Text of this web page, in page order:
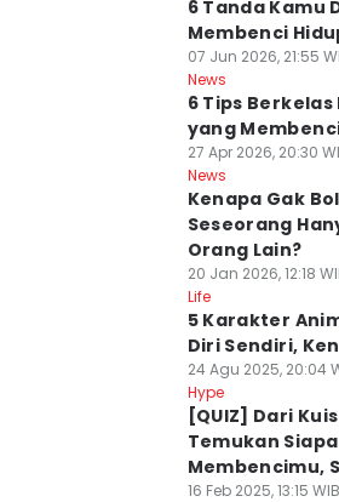
6 Tanda Kamu
Membenci
07 Jun 2026, 21:55
News
6 Tips
yang
27 Apr 2026, 20:30
News
Kenapa Gak
Seseorang
Orang Lain?
20 Jan 2026, 12:18
Life
5 Karakter
Diri Sendiri,
24 Agu 2025, 20:04
Hype
[QUIZ] Dari
Temukan
Membencimu,
16 Feb 2025, 13:15 WIB